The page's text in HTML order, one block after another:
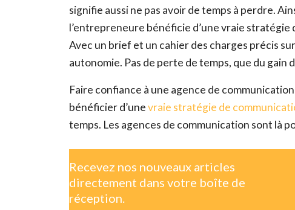
signifie aussi ne pas avoir de temps à perdre.
l’entrepreneure bénéficie d’une vraie
Avec un brief et un cahier des charges précis
autonomie. Pas de perte de temps, que du gain
Faire confiance à une agence de
bénéficier d’unevraie stratégie de
temps. Les agences de communication sont là
Recevez nos nouveaux articles
directement dans votre boîte de
réception.